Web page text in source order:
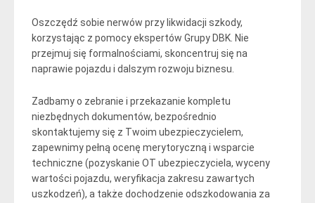
Oszczędź sobie nerwów przy likwidacji szkody,
korzystając z pomocy ekspertów Grupy DBK. Nie
przejmuj się formalnościami, skoncentruj się na
naprawie pojazdu i dalszym rozwoju biznesu.
Zadbamy o zebranie i przekazanie kompletu
niezbędnych dokumentów, bezpośrednio
skontaktujemy się z Twoim ubezpieczycielem,
zapewnimy pełną ocenę merytoryczną i wsparcie
techniczne (pozyskanie OT ubezpieczyciela, wyceny
wartości pojazdu, weryfikacja zakresu zawartych
uszkodzeń), a także dochodzenie odszkodowania za